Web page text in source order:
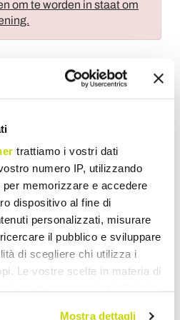
trattiamo i vostri dati
numero IP, utilizzando
memorizzare e accedere
dispositivo al fine di
personalizzati, misurare
il pubblico e sviluppare
di scegliere chi utilizza i
Le vostre scelte in materia di
Mostra dettagli
om te worden in staat om
Kristalwerk